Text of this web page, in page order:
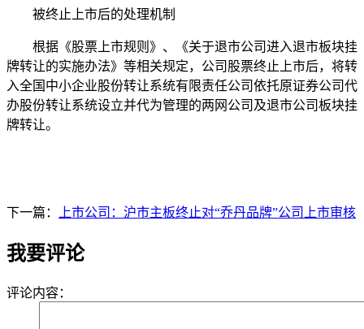
被终止上市后的处理机制
根据《股票上市规则》、《关于退市公司进入退市板块挂
牌转让的实施办法》等相关规定，公司股票终止上市后，将转
入全国中小企业股份转让系统有限责任公司依托原证券公司代
办股份转让系统设立并代为管理的两网公司及退市公司板块挂
牌转让。
下一篇： 上市公司：沪市主板终止对“乔丹品牌”公司上市审核
我要评论
评论内容：